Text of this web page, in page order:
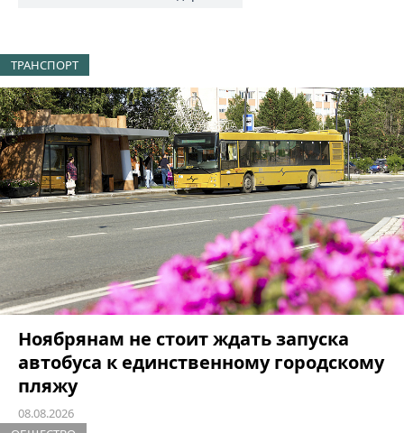
ТРАНСПОРТ
Ноябрянам не стоит ждать запуска
автобуса к единственному городскому
пляжу
08.08.2026